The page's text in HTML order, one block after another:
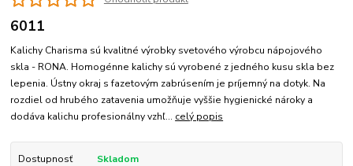
6011
Kalichy Charisma sú kvalitné výrobky svetového výrobcu nápojového
skla - RONA. Homogénne kalichy sú vyrobené z jedného kusu skla bez
lepenia. Ústny okraj s fazetovým zabrúsením je príjemný na dotyk. Na
rozdiel od hrubého zatavenia umožňuje vyššie hygienické nároky a
dodáva kalichu profesionálny vzhľ... celý popis
Dostupnosť Skladom